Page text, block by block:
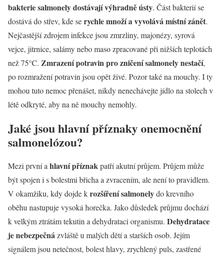
bakterie salmonely dostávají výhradně ústy. Část bakterií se
dostává do střev, kde serychle množí a vyvolává místní zánět.
Nejčastější zdrojem infekce jsou zmrzliny, majonézy, syrová
vejce, jitrnice, salámy nebo maso zpracované při nižších teplotách
než 75°C. Zmrazení potravin pro zničení salmonely nestačí,
po rozmražení potravin jsou opět živé. Pozor také na mouchy. I ty
mohou tuto nemoc přenášet, nikdy nenechávejte jídlo na stolech v
létě odkryté, aby na ně mouchy nemohly.
Jaké jsou hlavní příznaky onemocnění
salmonelózou?
Mezi první a hlavní příznakpatří akutní průjem. Průjem může
být spojen i s bolestmi břicha a zvracením, ale není to pravidlem.
V okamžiku, kdy dojde krozšíření salmonelydo krevního
oběhu nastupuje vysoká horečka. Jako důsledek průjmu dochází
k velkým ztrátám tekutin a dehydrataci organismu. Dehydratace
je nebezpečnázvláště u malých dětí a starších osob. Jejím
signálem jsou netečnost, bolest hlavy, zrychlený puls, zastřené